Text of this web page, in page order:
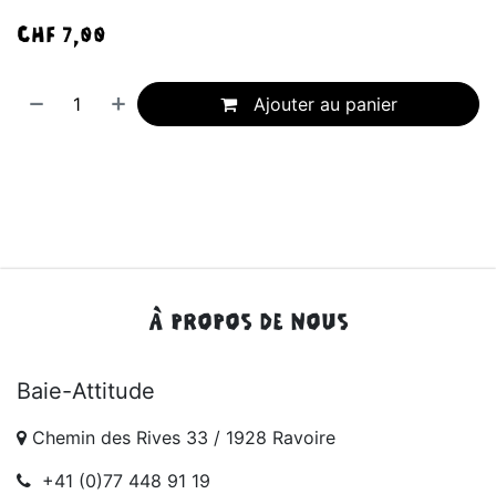
CHF 7,00
Ajouter au panier
À PROPOS DE NOUS
Baie-Attitude
Chemin des Rives 33 / 1928 Ravoire
+41 (0)77 448 91 19